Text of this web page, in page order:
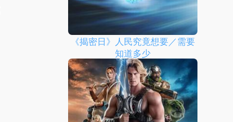
《揭密日》人民究竟想要／需要
知道多少